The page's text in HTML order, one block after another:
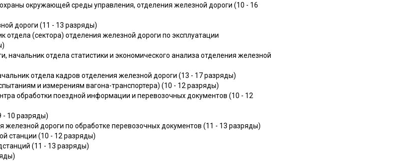
окружающей среды управления, отделения железной дороги (10 - 16
дороги (11 - 13 разряды)
отдела (сектора) отделения железной дороги по эксплуатации
начальник отдела статистики и экономического анализа отделения железной
отдела кадров отделения железной дороги (13 - 17 разряды)
и измерениям вагона-транспортера) (10 - 12 разряды)
обработки поездной информации и перевозочных документов (10 - 12
- 10 разряды)
железной дороги по обработке перевозочных документов (11 - 13 разряды)
станции (10 - 12 разряды)
(11 - 13 разряды)